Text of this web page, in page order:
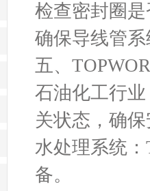
检查密封圈
确保导线管
五、
石油化工行
关状态，确
水处理系统
备。